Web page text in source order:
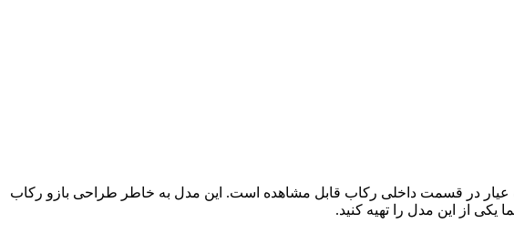
در قسمت داخلی رکاب قابل مشاهده است. این مدل به خاطر طراحی بازو رکاب
از این مدل را تهیه کنید.